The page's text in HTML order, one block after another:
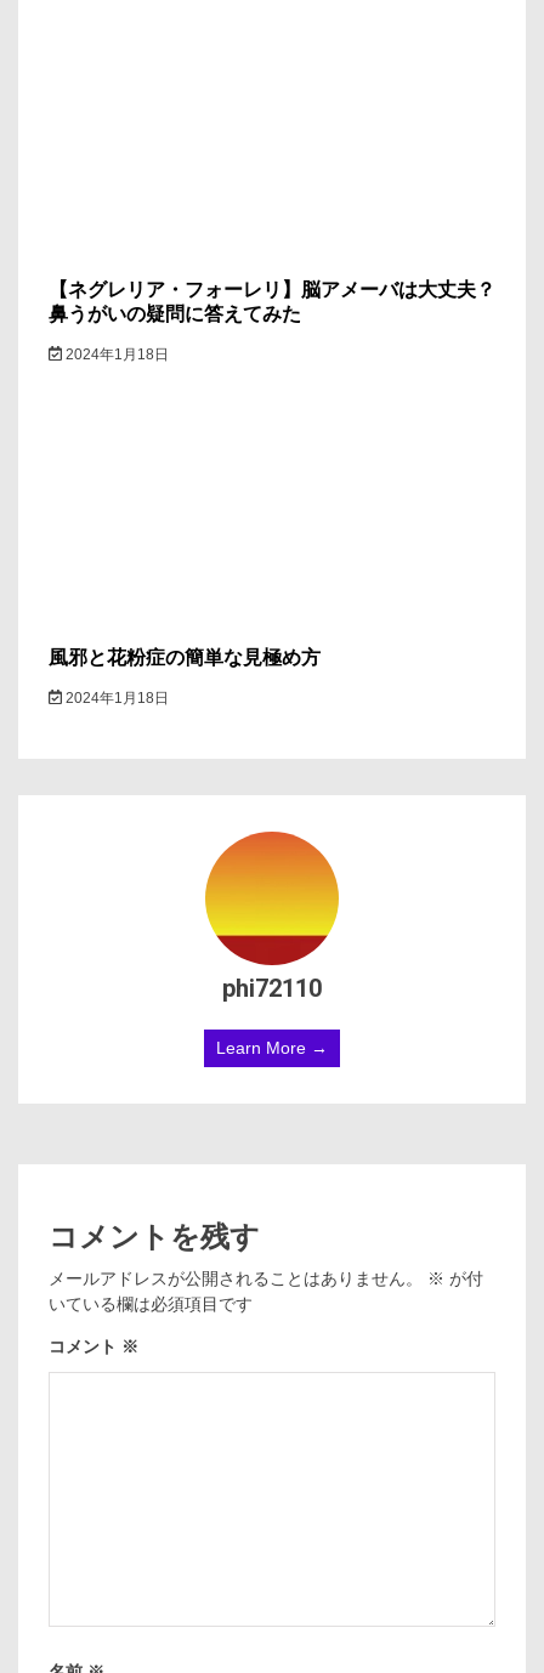
【ネグレリア・フォーレリ】脳アメーバは大丈夫？
鼻うがいの疑問に答えてみた
2024年1月18日
風邪と花粉症の簡単な見極め方
2024年1月18日
phi72110
Learn More →
コメントを残す
メールアドレスが公開されることはありません。 ※ が付
いている欄は必須項目です
コメント ※